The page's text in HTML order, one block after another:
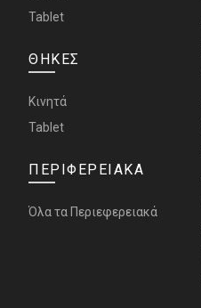
Tablet
ΘΗΚΕΣ
Κινητά
Tablet
ΠΕΡΙΦΕΡΕΙΑΚΑ
Όλα τα Περιεφερειακά